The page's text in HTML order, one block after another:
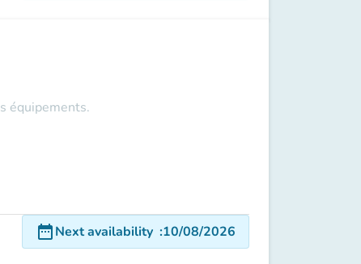
équipements.
date_rangeNext availability :10/08/2026